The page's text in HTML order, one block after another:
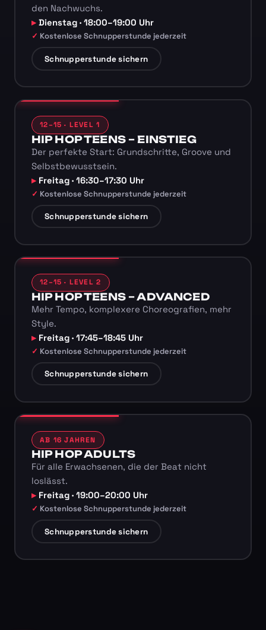
den Nachwuchs.
Dienstag · 18:00–19:00 Uhr
Kostenlose Schnupperstunde jederzeit
Schnupperstunde sichern
12–15 · LEVEL 1
HIP HOP TEENS – EINSTIEG
Der perfekte Start: Grundschritte, Groove und
Selbstbewusstsein.
Freitag · 16:30–17:30 Uhr
Kostenlose Schnupperstunde jederzeit
Schnupperstunde sichern
12–15 · LEVEL 2
HIP HOP TEENS – ADVANCED
Mehr Tempo, komplexere Choreografien, mehr
Style.
Freitag · 17:45–18:45 Uhr
Kostenlose Schnupperstunde jederzeit
Schnupperstunde sichern
AB 16 JAHREN
HIP HOP ADULTS
Für alle Erwachsenen, die der Beat nicht
loslässt.
Freitag · 19:00–20:00 Uhr
Kostenlose Schnupperstunde jederzeit
Schnupperstunde sichern